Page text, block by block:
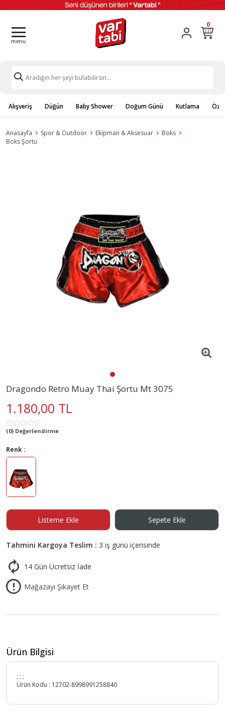
0
Alışveriş Düğün Baby Shower Doğum Günü Kutlama
Anasayfa Spor & Outdoor Ekipman & Aksesuar
Boks
Boks Şortu
Dragondo Retro Muay Thai Şortu Mt 3075
1.180,00 TL
(0) Değerlendirme
Renk :
Listeme Ekle Sepete Ekle
Tahmini Kargoya Teslim : 3 iş günü içerisinde
14 Gün Ücretsiz İade
Mağazayı Şikayet Et
Ürün Bilgisi
; ; ;
Ürün Kodu : 12702-8998991258840